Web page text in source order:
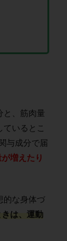
と、筋肉量
いるとこ
与成分で届
増えたり
的な身体づ
は、運動